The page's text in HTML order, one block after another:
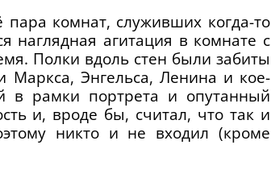
комнат, служивших когда-то
наглядная агитация в комнате с
Полки вдоль стен были забиты
Маркса, Энгельса, Ленина и кое-
в рамки портрета и опутанный
и, вроде бы, считал, что так и
никто и не входил (кроме